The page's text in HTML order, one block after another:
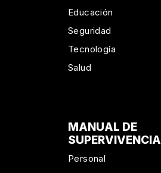
Educación
Seguridad
Tecnología
Salud
MANUAL DE
SUPERVIVENCIA
Personal